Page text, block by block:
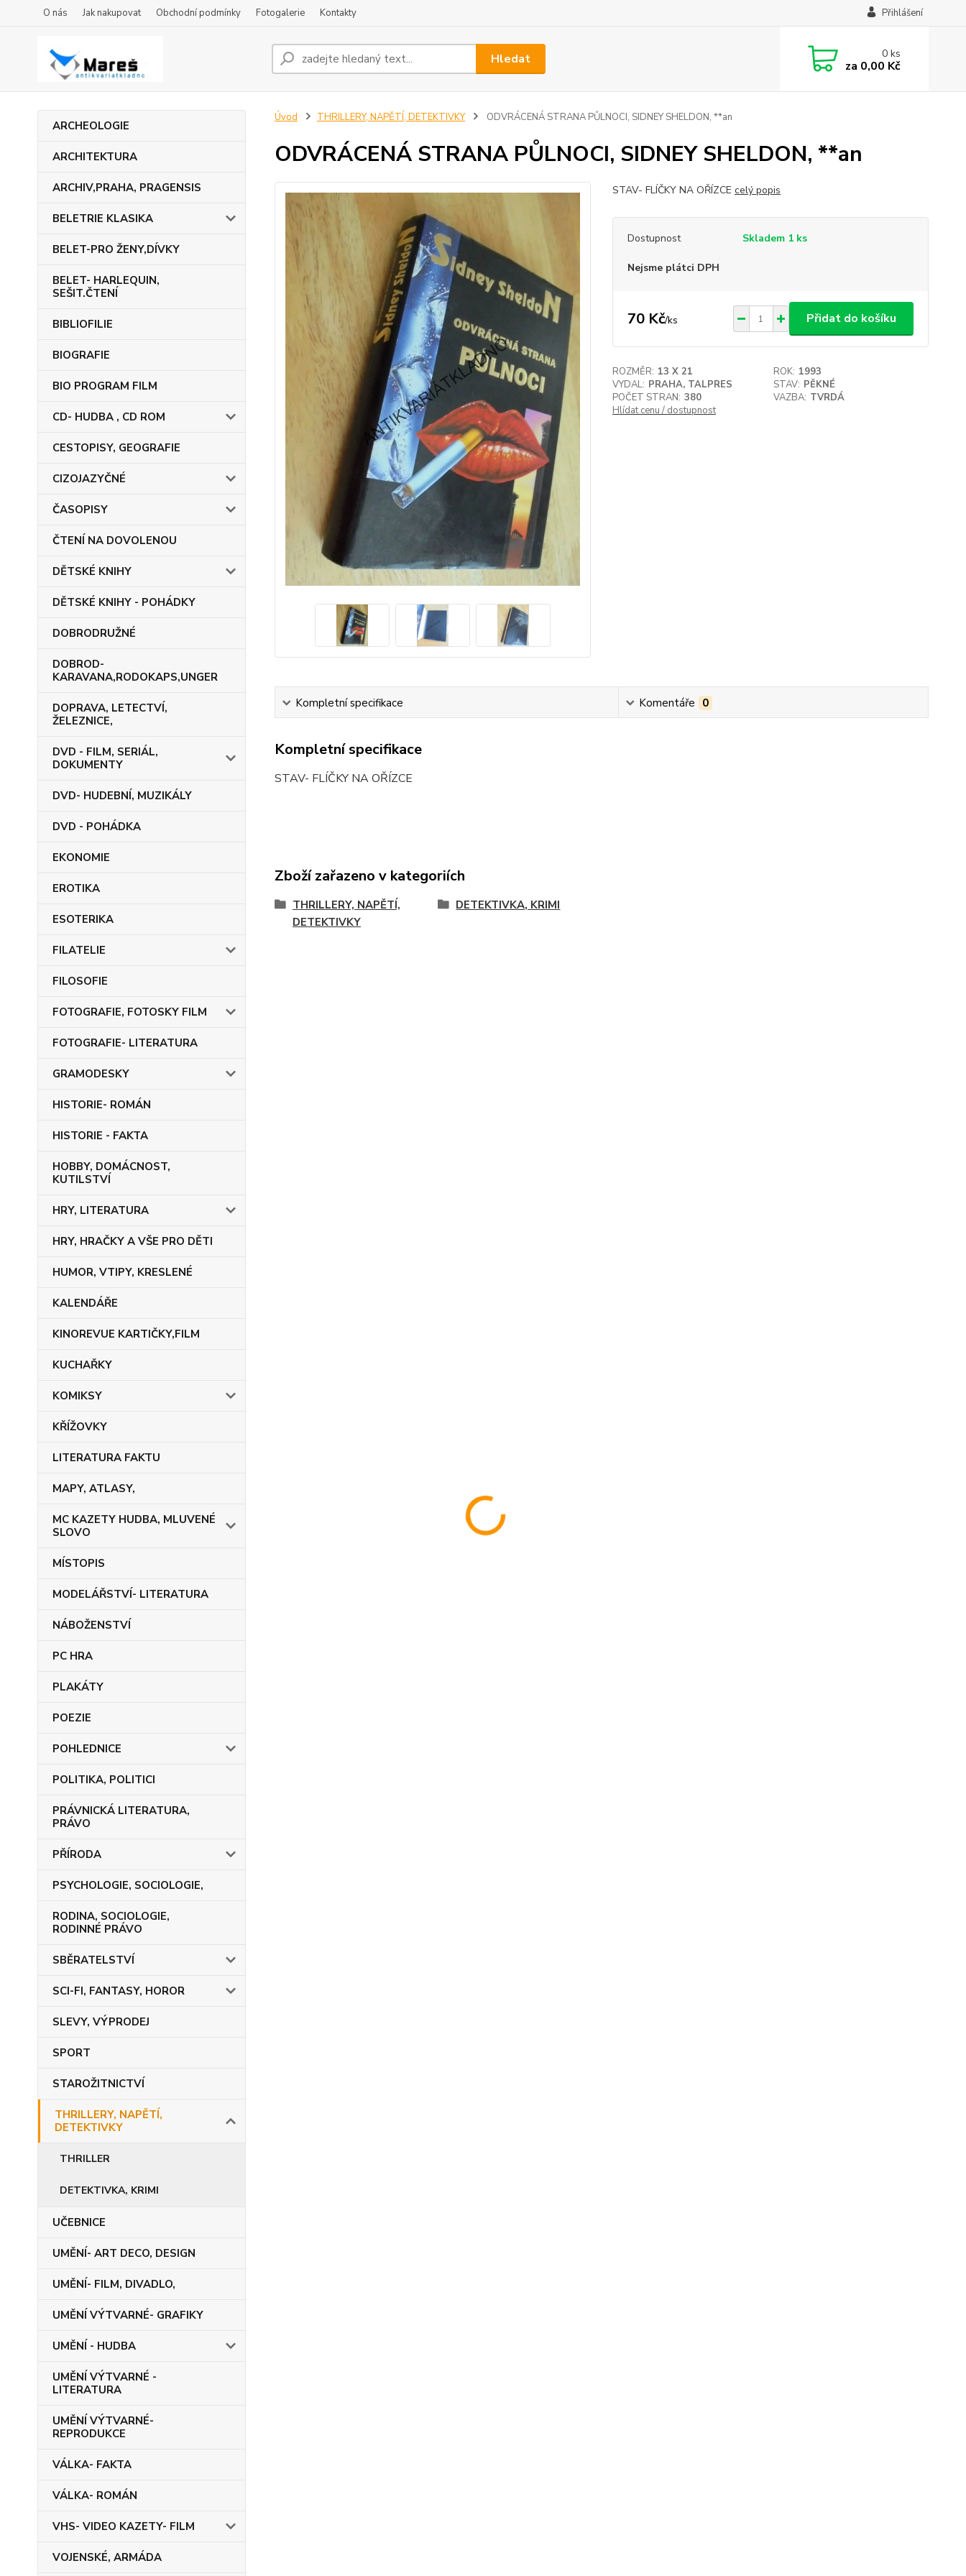
O nás Jak nakupovat Obchodní podmínky Fotogalerie Kontakty Přihlášení
Hledat 0ks
za 0,00 Kč
ARCHEOLOGIE
ARCHITEKTURA
ARCHIV,PRAHA, PRAGENSIS
BELETRIE KLASIKA
BELET-PRO ŽENY,DÍVKY
BELET- HARLEQUIN,
SEŠIT.ČTENÍ
BIBLIOFILIE
BIOGRAFIE
BIO PROGRAM FILM
CD- HUDBA , CD ROM
CESTOPISY, GEOGRAFIE
CIZOJAZYČNÉ
ČASOPISY
ČTENÍ NA DOVOLENOU
DĚTSKÉ KNIHY
DĚTSKÉ KNIHY - POHÁDKY
DOBRODRUŽNÉ
DOBROD-
KARAVANA,RODOKAPS,UNGER
DOPRAVA, LETECTVÍ,
ŽELEZNICE,
DVD - FILM, SERIÁL,
DOKUMENTY
DVD- HUDEBNÍ, MUZIKÁLY
DVD - POHÁDKA
EKONOMIE
EROTIKA
ESOTERIKA
FILATELIE
FILOSOFIE
FOTOGRAFIE, FOTOSKY FILM
FOTOGRAFIE- LITERATURA
GRAMODESKY
HISTORIE- ROMÁN
HISTORIE - FAKTA
HOBBY, DOMÁCNOST,
KUTILSTVÍ
HRY, LITERATURA
HRY, HRAČKY A VŠE PRO DĚTI
HUMOR, VTIPY, KRESLENÉ
KALENDÁŘE
KINOREVUE KARTIČKY,FILM
KUCHAŘKY
KOMIKSY
KŘÍŽOVKY
LITERATURA FAKTU
MAPY, ATLASY,
MC KAZETY HUDBA, MLUVENÉ
SLOVO
MÍSTOPIS
MODELÁŘSTVÍ- LITERATURA
NÁBOŽENSTVÍ
PC HRA
PLAKÁTY
POEZIE
POHLEDNICE
POLITIKA, POLITICI
PRÁVNICKÁ LITERATURA,
PRÁVO
PŘÍRODA
PSYCHOLOGIE, SOCIOLOGIE,
RODINA, SOCIOLOGIE,
RODINNÉ PRÁVO
SBĚRATELSTVÍ
SCI-FI, FANTASY, HOROR
SLEVY, VÝPRODEJ
SPORT
STAROŽITNICTVÍ
THRILLERY, NAPĚTÍ,
DETEKTIVKY
THRILLER
DETEKTIVKA, KRIMI
UČEBNICE
UMĚNÍ- ART DECO, DESIGN
UMĚNÍ- FILM, DIVADLO,
UMĚNÍ VÝTVARNÉ- GRAFIKY
UMĚNÍ - HUDBA
UMĚNÍ VÝTVARNÉ -
LITERATURA
UMĚNÍ VÝTVARNÉ-
REPRODUKCE
VÁLKA- FAKTA
VÁLKA- ROMÁN
VHS- VIDEO KAZETY- FILM
VOJENSKÉ, ARMÁDA
Úvod THRILLERY, NAPĚTÍ, DETEKTIVKY ODVRÁCENÁ STRANA PŮLNOCI, SIDNEY SHELDON, **an
ODVRÁCENÁ STRANA PŮLNOCI, SIDNEY SHELDON, **an
STAV- FLÍČKY NA OŘÍZCE celý popis
Dostupnost Skladem 1 ks
Nejsme plátci DPH
70 Kč/ks Přidat do košíku
ROZMĚR: 13 X 21 ROK: 1993
VYDAL: PRAHA, TALPRES STAV: PĚKNÉ
POČET STRAN: 380 VAZBA: TVRDÁ
Hlídat cenu / dostupnost
Kompletní specifikace Komentáře 0
Kompletní specifikace
STAV- FLÍČKY NA OŘÍZCE
Zboží zařazeno v kategoriích
THRILLERY, NAPĚTÍ,
DETEKTIVKY
DETEKTIVKA, KRIMI